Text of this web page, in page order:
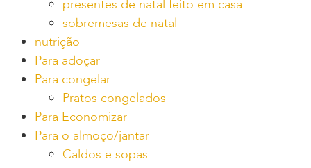
presentes de natal feito em casa
sobremesas de natal
nutrição
Para adoçar
Para congelar
Pratos congelados
Para Economizar
Para o almoço/jantar
Caldos e sopas